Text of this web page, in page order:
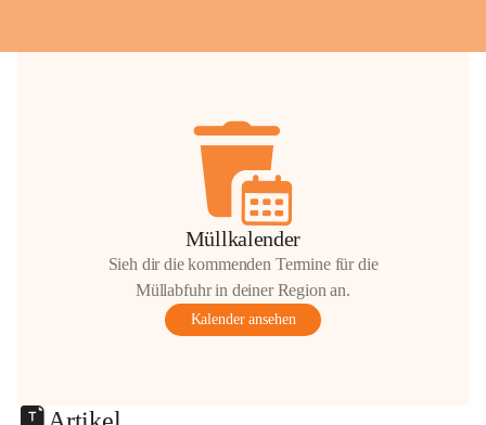
Müllkalender
Sieh dir die kommenden Termine für die
Müllabfuhr in deiner Region an.
Kalender ansehen